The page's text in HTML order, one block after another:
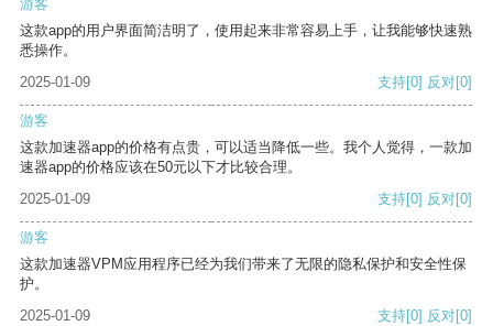
游客
这款app的用户界面简洁明了，使用起来非常容易上手，让我能够快速熟
悉操作。
2025-01-09
支持[0] 反对[0]
游客
这款加速器app的价格有点贵，可以适当降低一些。我个人觉得，一款加
速器app的价格应该在50元以下才比较合理。
2025-01-09
支持[0] 反对[0]
游客
这款加速器VPM应用程序已经为我们带来了无限的隐私保护和安全性保
护。
2025-01-09
支持[0] 反对[0]